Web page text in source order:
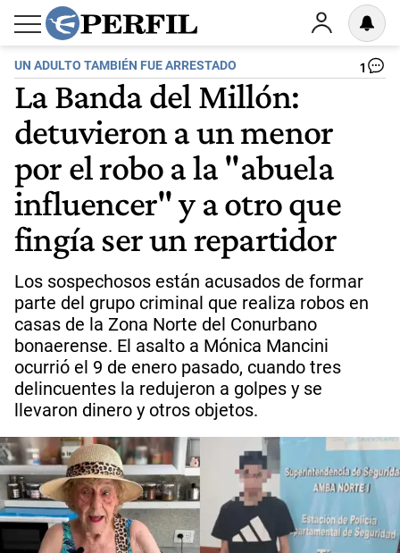
UN ADULTO TAMBIÉN FUE ARRESTADO 1
La Banda del Millón:
detuvieron a un menor
por el robo a la "abuela
influencer" y a otro que
fingía ser un repartidor
Los sospechosos están acusados de formar
parte del grupo criminal que realiza robos en
casas de la Zona Norte del Conurbano
bonaerense. El asalto a Mónica Mancini
ocurrió el 9 de enero pasado, cuando tres
delincuentes la redujeron a golpes y se
llevaron dinero y otros objetos.